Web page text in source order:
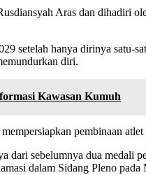
Aras dan dihadiri
setelah hanya dirinya satu-
diri.
Kawasan Kumuh
pembinaan
dari sebelumnya dua
dalam Sidang Pleno